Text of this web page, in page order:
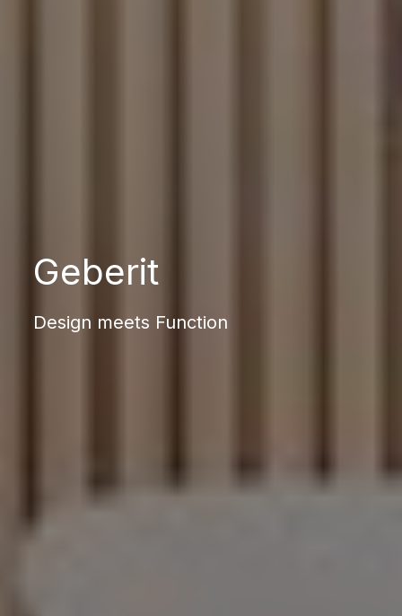
Geberit
Design meets Function